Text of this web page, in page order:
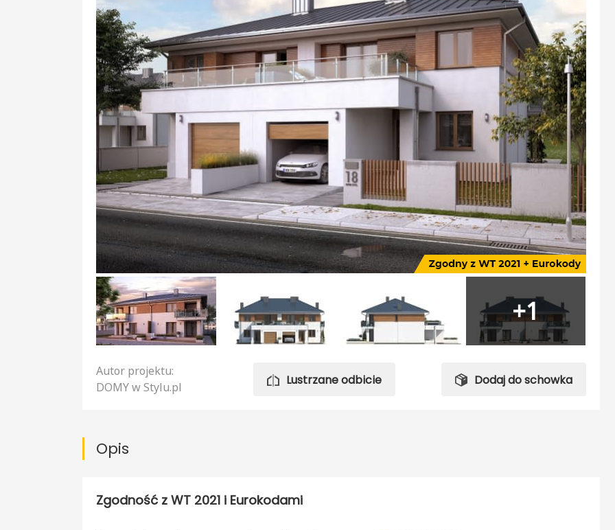
+1
Autor projektu:
DOMY w Stylu.pl
Lustrzane odbicie Dodaj do schowka
Opis
Zgodność z WT 2021 i Eurokodami